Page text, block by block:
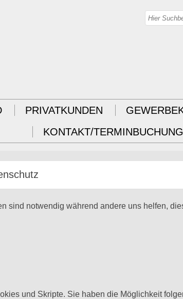
PRIVATKUNDEN
KONTAKT/TERMINBUCHUNG
sind notwendig während andere uns helfen,
und Skripte. Sie haben die Möglichkeit